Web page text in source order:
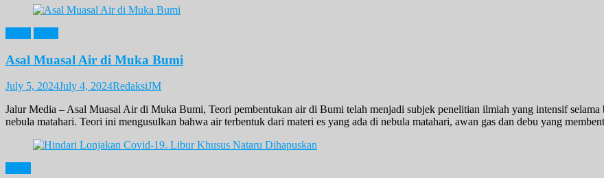
Asal Muasal Air di Muka Bumi
July 5, 2024July 4, 2024RedaksiJM
Jalur Media – Asal Muasal Air di Muka Bumi, Teori pembentukan air di Bumi telah menjadi subjek penelitian ilmiah yang intensif
nebula matahari. Teori ini mengusulkan bahwa air terbentuk dari materi es yang ada di nebula matahari, awan gas dan debu yang